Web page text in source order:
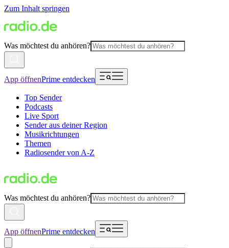
Zum Inhalt springen
Was möchtest du anhören?
App öffnenPrime entdecken
Top Sender
Podcasts
Live Sport
Sender aus deiner Region
Musikrichtungen
Themen
Radiosender von A-Z
Was möchtest du anhören?
App öffnenPrime entdecken